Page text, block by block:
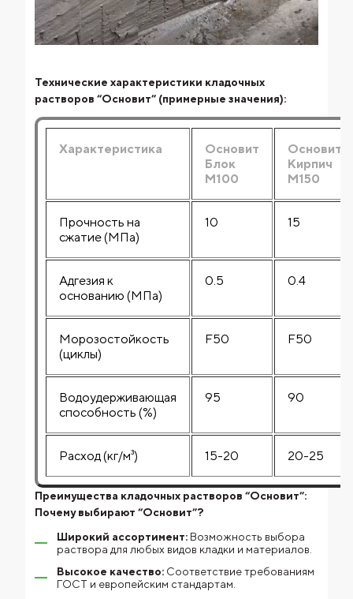
Технические характеристики кладочных
растворов “Основит” (примерные значения):
Характеристика
Основит
Блок
М100
Основит
Кирпич
М150
Прочность на
сжатие (МПа)
10 15
Адгезия к
основанию (МПа)
0.5 0.4
Морозостойкость
(циклы)
F50 F50
Водоудерживающая
способность (%)
95 90
Расход (кг/м³) 15-20 20-25
Преимущества кладочных растворов “Основит”:
Почему выбирают “Основит”?
Широкий ассортимент: Возможность выбора
раствора для любых видов кладки и материалов.
Высокое качество: Соответствие требованиям
ГОСТ и европейским стандартам.